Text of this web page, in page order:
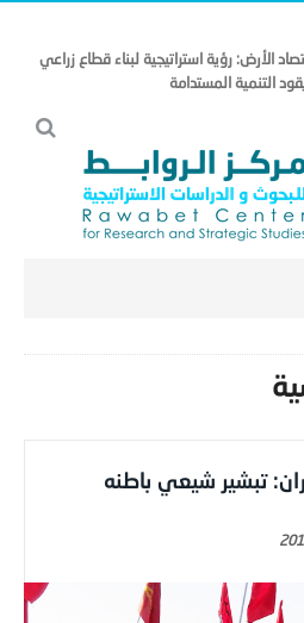
الأرض: رؤية استراتيجية لبناء قطاع زراعي
التنمية المستدامة
تبشير شيعي باطنه